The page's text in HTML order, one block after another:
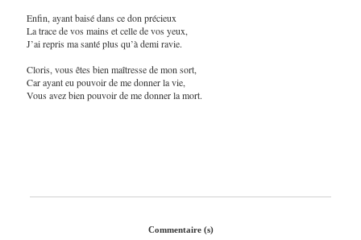
Enfin, ayant baisé dans ce don précieux
La trace de vos mains et celle de vos yeux,
J’ai repris ma santé plus qu’à demi ravie.
Cloris, vous êtes bien maîtresse de mon sort,
Car ayant eu pouvoir de me donner la vie,
Vous avez bien pouvoir de me donner la mort.
Commentaire (s)